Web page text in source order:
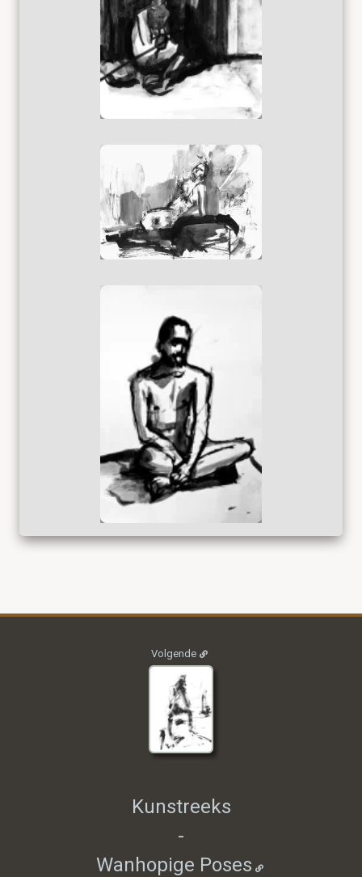
Volgende
Kunstreeks
-
Wanhopige Poses